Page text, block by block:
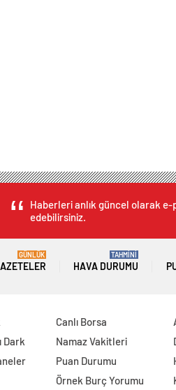
Haberleri anlık güncel olarak
edebilirsiniz.
GÜNLÜK
HAVA DURUMU
TAHMİNİ
Dark
Canlı Borsa
Namaz Vakitleri
Puan Durumu
Örnek Burç Yorumu